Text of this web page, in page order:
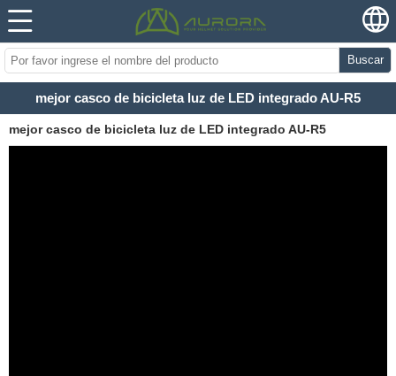
Buscar
mejor casco de bicicleta luz de LED integrado AU-R5
mejor casco de bicicleta luz de LED integrado AU-R5